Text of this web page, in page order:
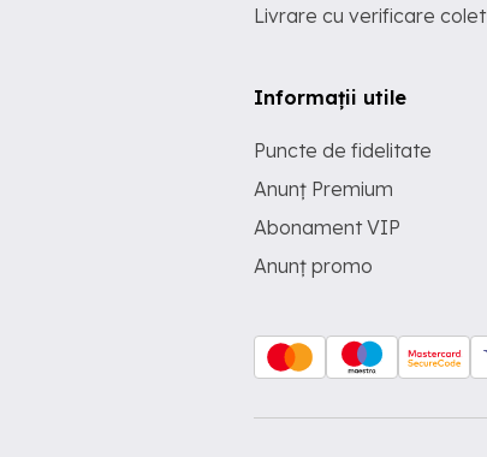
Livrare cu verificare colet
Informații utile
Puncte de fidelitate
Anunț Premium
Abonament VIP
Anunț promo